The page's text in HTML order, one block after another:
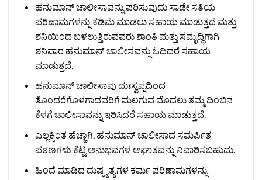
ಹನುಮಾನ್ ಚಾಲೀಸಾವನ್ನು ಪಠಿಸುವುದು ಸಾಡೇ ಸತಿಯ
ಪರಿಣಾಮಗಳನ್ನು ಕಡಿಮೆ ಮಾಡಲು ಸಹಾಯ ಮಾಡುತ್ತದೆ ಮತ್ತು
ಶನಿಯಿಂದ ಬಳಲುತ್ತಿರುವವರು ಶಾಂತಿ ಮತ್ತು ಸಮೃದ್ಧಿಗಾಗಿ
ಶನಿವಾರ ಹನುಮಾನ್ ಚಾಲೀಸವನ್ನು ಓದಿದರೆ ಸಹಾಯ
ಮಾಡುತ್ತದೆ.
ಹನುಮಾನ್ ಚಾಲೀಸಾವು ದುಃಸ್ವಪ್ನದಿಂದ
ತೊಂದರೆಗೊಳಗಾದವರಿಗೆ ಮಲಗುವ ಮೊದಲು ತಮ್ಮ ದಿಂಬಿನ
ಕೆಳಗೆ ಚಾಲೀಸಾವನ್ನು ಇರಿಸಿದರೆ ಸಹಾಯ ಮಾಡುತ್ತದೆ.
ಎಲ್ಲಕ್ಕಿಂತ ಹೆಚ್ಚಾಗಿ, ಹನುಮಾನ್ ಚಾಲೀಸಾದ ಸಮರ್ಪಿತ
ಪಠಣಗಳು ಕೆಟ್ಟ ಅನುಭವಗಳ ಆಘಾತವನ್ನು ನಿವಾರಿಸಬಹುದು.
ಹಿಂದೆ ಮಾಡಿದ ದುಷ್ಕೃತ್ಯಗಳ ಕರ್ಮ ಪರಿಣಾಮಗಳನ್ನು